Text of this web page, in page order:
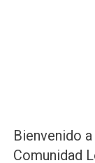
Bienvenido
Comunidad